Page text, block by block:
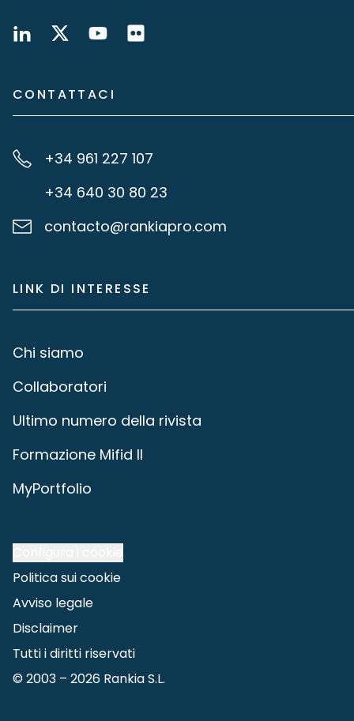
CONTATTACI
+34 961 227 107
+34 640 30 80 23
contacto@rankiapro.com
LINK DI INTERESSE
Chi siamo
Collaboratori
Ultimo numero della rivista
Formazione Mifid II
MyPortfolio
Politica sui cookie
Avviso legale
Disclaimer
Tutti i diritti riservati
© 2003 – 2026 Rankia S.L.